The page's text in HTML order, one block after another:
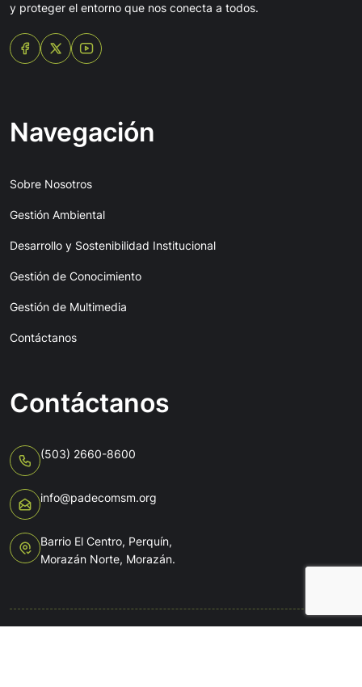
y proteger el entorno que nos conecta a todos.
Navegación
Sobre Nosotros
Gestión Ambiental
Desarrollo y Sostenibilidad Institucional
Gestión de Conocimiento
Gestión de Multimedia
Contáctanos
Contáctanos
(503) 2660-8600
info@padecomsm.org
Barrio El Centro, Perquín,
Morazán Norte, Morazán.